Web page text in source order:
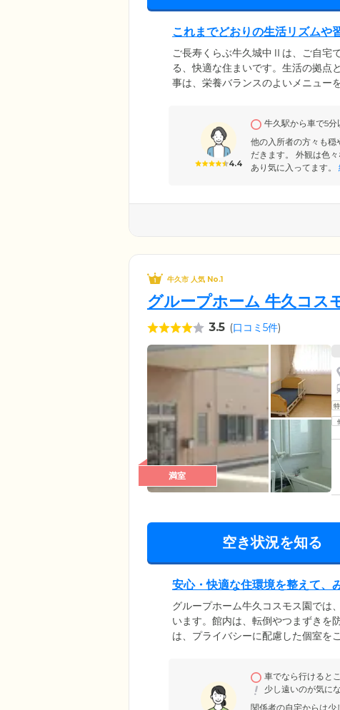
これまでどおりの生活リズムや
ご長寿くらぶ牛久城中Ⅱは、ご自宅
る、快適な住まいです。生活の拠点
事は、栄養バランスのよいメニュー
ご友人様にもお気軽に会っていただ
の我が家として、ご自分らしくのび
4.4
牛久駅から車で5
他の入所者の方々も穏
だきます。 外観は色
あり気に入ってます。
牛久市 人気 No.1
グループホーム 牛久コス
3.5 (口コミ5件)
満室
空き状況を知る
安心・快適な住環境を整えて、
グループホーム牛久コスモス園では
います。館内は、転倒やつまずきを
は、プライバシーに配慮した個室を
きをお過ごしください。浴室設備は
介助のもと、快適に清潔を保ってい
車でなら行けると
少し遠いのが気にな
関係者の自宅からは少